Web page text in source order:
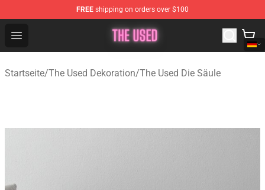
FREE shipping on orders over $100
Open menu
The Used Store - Official The Used Merchandise Shop
Startseite/The Used Dekoration/The Used Die Säule